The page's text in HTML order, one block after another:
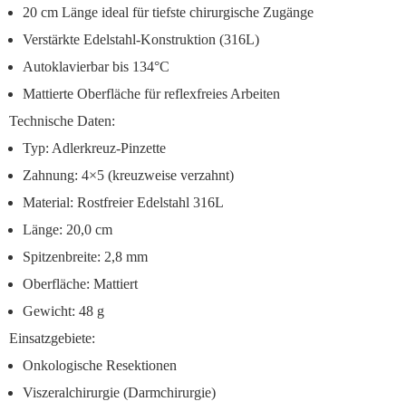
20 cm Länge ideal für tiefste chirurgische Zugänge
Verstärkte Edelstahl-Konstruktion (316L)
Autoklavierbar bis 134°C
Mattierte Oberfläche für reflexfreies Arbeiten
Technische Daten:
Typ: Adlerkreuz-Pinzette
Zahnung: 4×5 (kreuzweise verzahnt)
Material: Rostfreier Edelstahl 316L
Länge: 20,0 cm
Spitzenbreite: 2,8 mm
Oberfläche: Mattiert
Gewicht: 48 g
Einsatzgebiete:
Onkologische Resektionen
Viszeralchirurgie (Darmchirurgie)